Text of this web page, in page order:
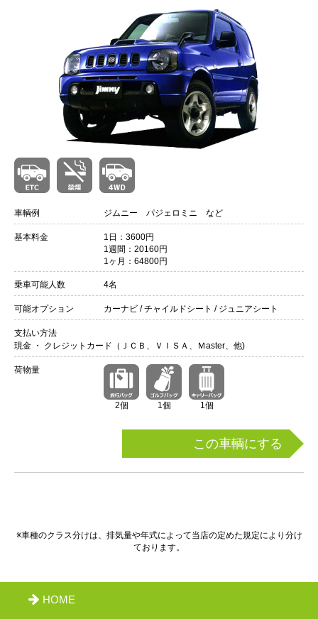
車輌例 ジムニー パジェロミニ など
基本料金
1日：3600円
1週間：20160円
1ヶ月：64800円
乗車可能人数 4名
可能オプション カーナビ / チャイルドシート / ジュニアシート
支払い方法
現金 ・ クレジットカード（ＪＣＢ、ＶＩＳＡ、Ｍaster、他)
荷物量
2個 1個 1個
この車輌にする
※車種のクラス分けは、排気量や年式によって当店の定めた規定により分け
ております。
HOME